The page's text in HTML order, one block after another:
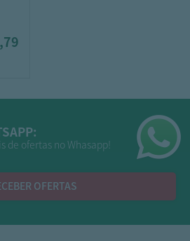
de ofertas no Whasapp!
OFERTAS